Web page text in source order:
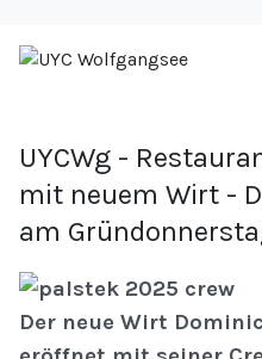
UYCWg -
mit neuem Wirt -
am
Der neue Wirt